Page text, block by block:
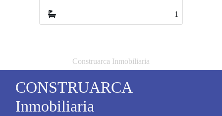
Construarca Inmobiliaria
CONSTRUARCA
Inmobiliaria